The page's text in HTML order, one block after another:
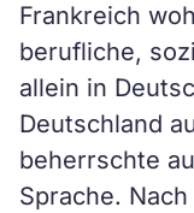
Frankreich
berufliche,
allein in
Deutschland
beherrschte
Sprache.